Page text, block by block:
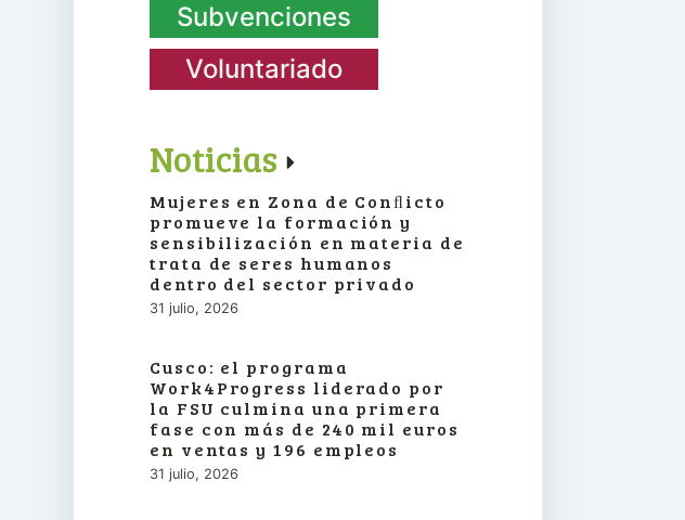
Subvenciones
Voluntariado
Noticias
Mujeres en Zona de Conﬂicto
promueve la formación y
sensibilización en materia de
trata de seres humanos
dentro del sector privado
31 julio, 2026
Cusco: el programa
Work4Progress liderado por
la FSU culmina una primera
fase con más de 240 mil euros
en ventas y 196 empleos
31 julio, 2026